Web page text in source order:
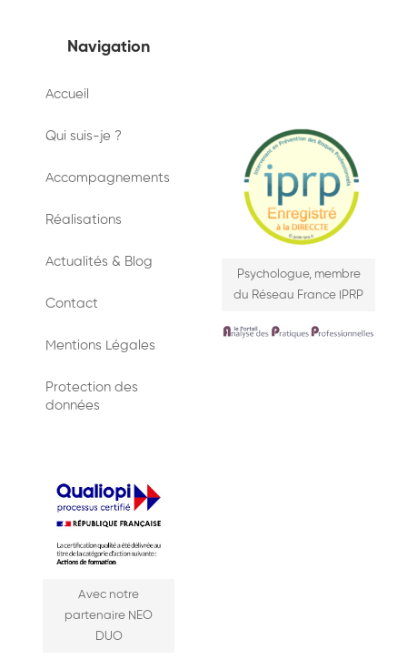
Navigation
Accueil
Qui suis-je ?
Accompagnements
Réalisations
Actualités & Blog
Contact
Mentions Légales
Protection des
données
Psychologue, membre
du Réseau France IPRP
Avec notre
partenaire NEO
DUO